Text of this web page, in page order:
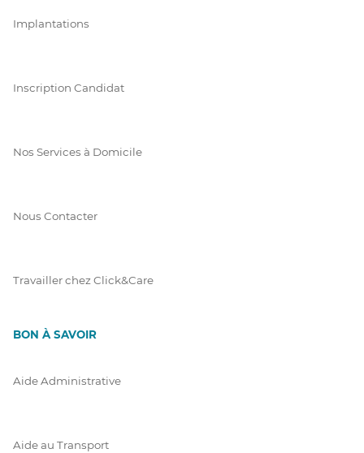
Implantations
Inscription Candidat
Nos Services à Domicile
Nous Contacter
Travailler chez Click&Care
BON À SAVOIR
Aide Administrative
Aide au Transport